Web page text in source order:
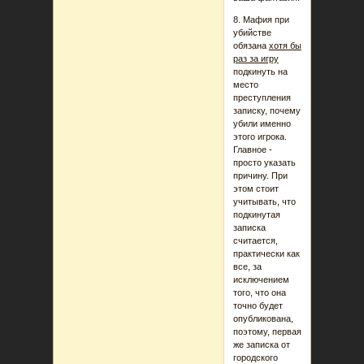
8. Мафия при
убийстве
обязана хотя бы
раз за игру
подкинуть на
место
преступления
записку, почему
убили именно
этого игрока.
Главное -
просто указать
причину. При
этом стоит
учитывать, что
подкинутая
записка
считается,
практически как
все, за
исключением
того, что она
точно будет
опубликована,
поэтому, первая
же записка от
городского